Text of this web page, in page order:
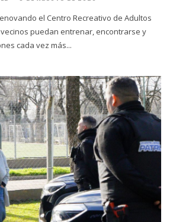
el Centro Recreativo de Adultos
puedan entrenar, encontrarse y
cada vez más...